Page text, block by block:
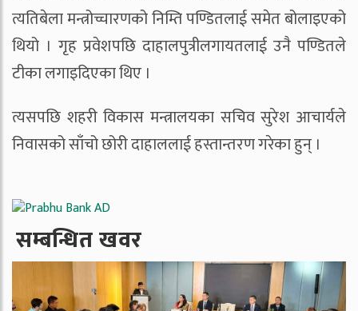
त्यतिबेला मन्त्रोच्चारणको निम्ति पण्डितलाई समेत बोलाइएको
थियो । गृह प्रवेशपछि दाहालपुत्रीलगायतलाई उनै पण्डितले
टीका लगाइदिएका थिए ।
त्यसपछि शहरी विकास मन्त्रालयका सचिव सुरेश आचार्यले
निवासको साँचो छोरी दाहाललाई हस्तान्तरण गरेका हुन् ।
सम्बन्धित खवर